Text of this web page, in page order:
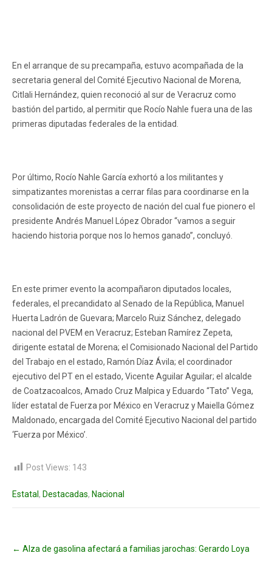
En el arranque de su precampaña, estuvo acompañada de la
secretaria general del Comité Ejecutivo Nacional de Morena,
Citlali Hernández, quien reconoció al sur de Veracruz como
bastión del partido, al permitir que Rocío Nahle fuera una de las
primeras diputadas federales de la entidad.
Por último, Rocío Nahle García exhortó a los militantes y
simpatizantes morenistas a cerrar filas para coordinarse en la
consolidación de este proyecto de nación del cual fue pionero el
presidente Andrés Manuel López Obrador “vamos a seguir
haciendo historia porque nos lo hemos ganado”, concluyó.
En este primer evento la acompañaron diputados locales,
federales, el precandidato al Senado de la República, Manuel
Huerta Ladrón de Guevara; Marcelo Ruiz Sánchez, delegado
nacional del PVEM en Veracruz; Esteban Ramírez Zepeta,
dirigente estatal de Morena; el Comisionado Nacional del Partido
del Trabajo en el estado, Ramón Díaz Ávila; el coordinador
ejecutivo del PT en el estado, Vicente Aguilar Aguilar; el alcalde
de Coatzacoalcos, Amado Cruz Malpica y Eduardo “Tato” Vega,
líder estatal de Fuerza por México en Veracruz y Maiella Gómez
Maldonado, encargada del Comité Ejecutivo Nacional del partido
‘Fuerza por México’.
Post Views: 143
Estatal , Destacadas, Nacional
navigation
← Alza de gasolina afectará a familias jarochas: Gerardo Loya